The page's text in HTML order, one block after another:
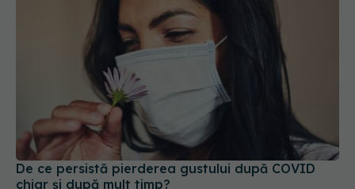
De ce persistă pierderea gustului după COVID
chiar și după mult timp?
05 mar 2026, 10:47